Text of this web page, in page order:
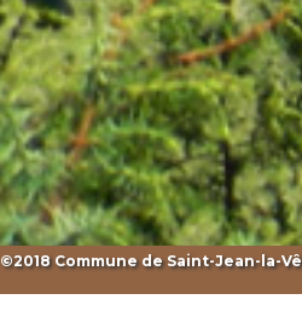
©2018 Commune de Saint-Jean-la-